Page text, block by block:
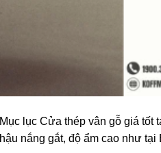
Mục lục Cửa thép vân gỗ giá tốt
hậu nắng gắt, độ ẩm cao như